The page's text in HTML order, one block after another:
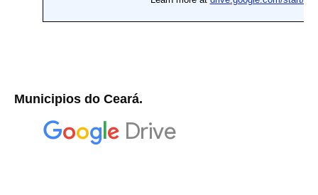
Municipios do Ceará.